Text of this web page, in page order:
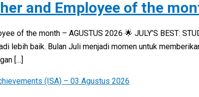
and Employee of the
of the month – AGUSTUS 2026 🌟 JULY’S BEST:
lebih baik. Bulan Juli menjadi momen untuk
[…]